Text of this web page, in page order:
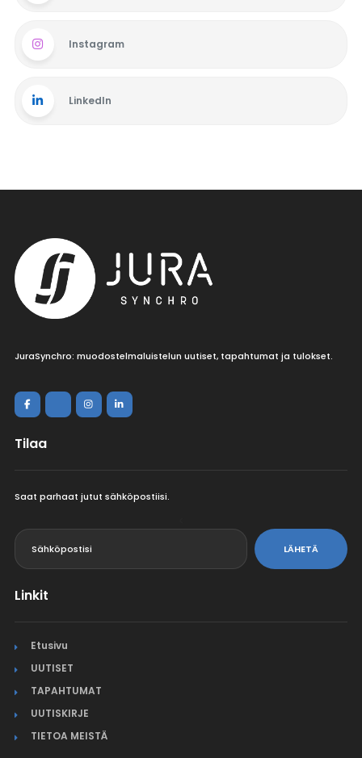
Instagram
LinkedIn
JuraSynchro: muodostelmaluistelun uutiset, tapahtumat ja tulokset.
Tilaa
Saat parhaat jutut sähköpostiisi.
LÄHETÄ
Linkit
Etusivu
UUTISET
TAPAHTUMAT
UUTISKIRJE
TIETOA MEISTÄ